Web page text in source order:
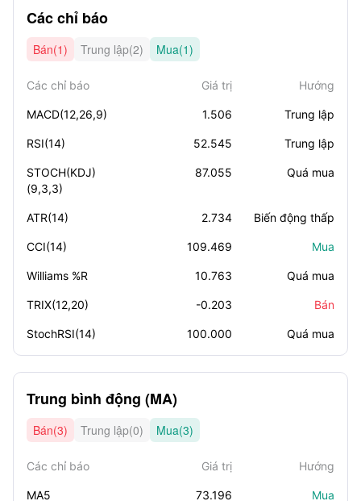
Các chỉ báo
Bán(1) Trung lập(2) Mua(1)
Các chỉ báo Giá trị Hướng
MACD(12,26,9) 1.506 Trung lập
RSI(14) 52.545 Trung lập
STOCH(KDJ)
(9,3,3)
87.055 Quá mua
ATR(14) 2.734 Biến động thấp
CCI(14) 109.469 Mua
Williams %R 10.763 Quá mua
TRIX(12,20) -0.203 Bán
StochRSI(14) 100.000 Quá mua
Trung bình động (MA)
Bán(3) Trung lập(0) Mua(3)
Các chỉ báo Giá trị Hướng
MA5 73.196 Mua